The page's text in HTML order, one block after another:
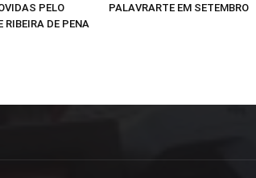
PELO
RIBEIRA DE PENA
PALAVRARTE EM SETEMBRO